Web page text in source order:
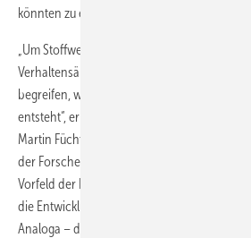
könnten zu einer Art Suchtverhalten führen.
„Um Stoffwechselerkrankungen wie Typ-2-
Verhaltensänderungen effektiv behandeln zu
begreifen, wie das Essverhalten gesteuert
entsteht“, erklären die Tagungspräsidenten
Martin Füchtenbusch und Privatdozent Dr.
der Forschergruppe Diabetes am Helmholtz
Vorfeld der DDG Herbsttagung. Ebenfalls
die Entwicklung neuer Wirkstoffe, die – wie
Analoga – direkt in die zentrale Steuerung